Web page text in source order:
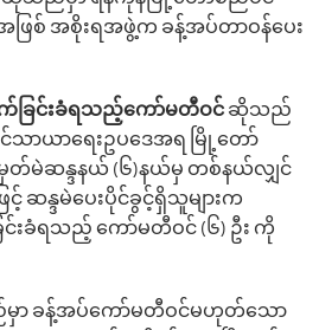
ဖြစ် အစိုးရအဖွဲ့က ခန့်အပ်တာဝန်ပေး
ခြင်းခံရသည့်ကော်မတီဝင် ဆိုသည်
သာယာ‌ရေးဥပ‌ဒေအရ မြို့တော်
မဲဆန္ဒနယ် (၆)နယ်မှ တစ်နယ်လျှင်
ဆန္ဒမဲ‌ပေးပိုင်ခွင့်ရှိသူများက‌
င်းခံရသည့် ကော်မတီဝင် (၆) ဦး ကို
ာ ခန့်အပ်‌ကော်မတီဝင်မဟုတ်‌သော